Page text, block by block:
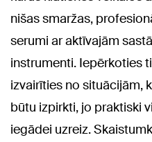
nišas smaržas,
serumi ar aktīvajām
instrumenti. Iepērkoties
izvairīties no situācijām,
būtu izpirkti, jo praktiski
iegādei uzreiz.